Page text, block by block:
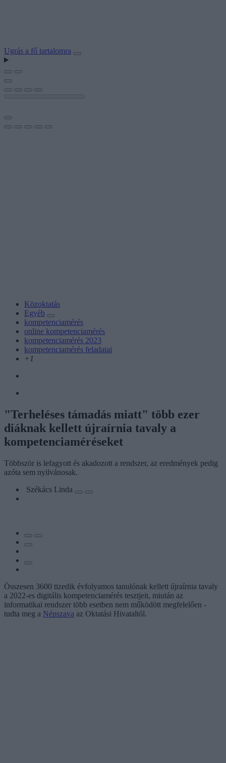
Ugrás a fő tartalomra
Közoktatás
Egyéb
kompetenciamérés
online kompetenciamérés
kompetenciamérés 2023
kompetenciamérés feladatai
+1
"Terheléses támadás miatt" több ezer
diáknak kellett újraírnia tavaly a
kompetenciaméréseket
Többször is lefagyott és akadozott a rendszer, az eredmények pedig
azóta sem nyilvánosak.
Székács Linda
Összesen 3600 tizedik évfolyamos tanulónak kellett újraírnia tavaly
a 2022-es digitális kompetenciamérés tesztjeit, miután az
informatikai rendszer több esetben nem működött megfelelően -
tudta meg a Népszava az Oktatási Hivataltól.